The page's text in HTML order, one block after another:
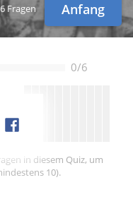
6 Fragen Anfang
0/6
in diesem Quiz, um
10).